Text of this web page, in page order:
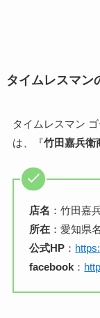
タイムレスマン
タイムレスマン
は、『竹田嘉兵衛
店名 ：竹田嘉
所在 ：愛知県
公式HP ：
facebook ：